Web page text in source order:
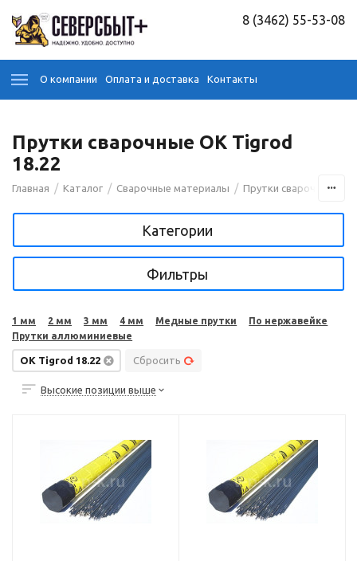
8 (3462) 55-53-08
О компании Оплата и доставка Контакты
Прутки сварочные OK Tigrod
18.22
Главная / Каталог / Сварочные материалы / Прутки сварочные
Категории
Фильтры
1 мм 2 мм 3 мм 4 мм Медные прутки
По нержавейке
Прутки аллюминиевые
OK Tigrod 18.22 Сбросить
Высокие позиции выше